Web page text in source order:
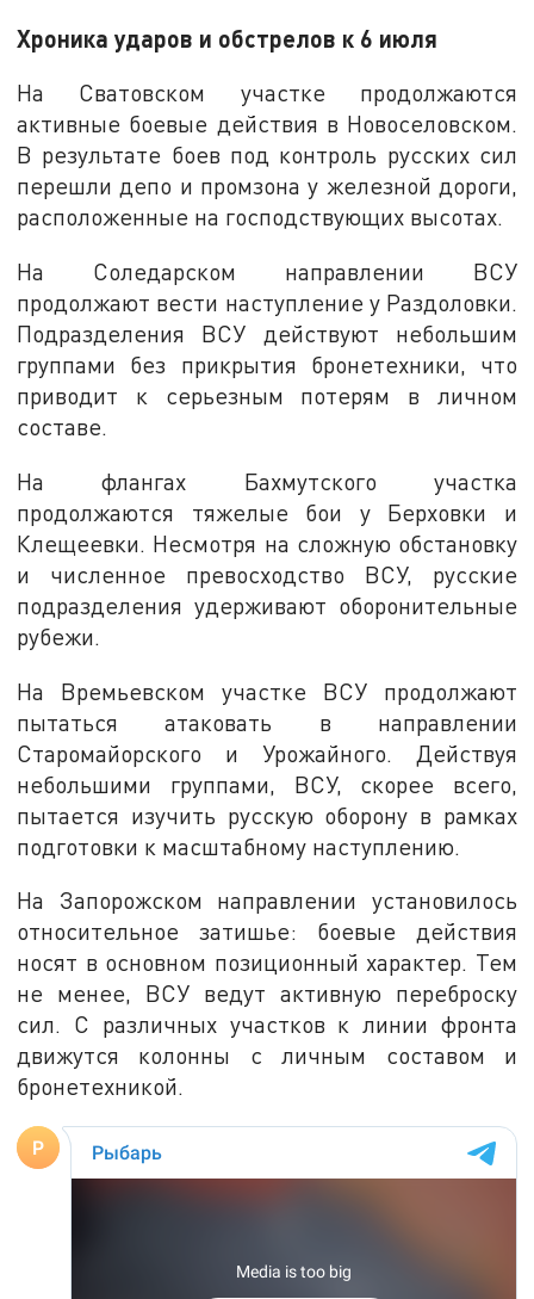
Хроника ударов и обстрелов к 6 июля
На Сватовском участке продолжаются
активные боевые действия в Новоселовском.
В результате боев под контроль русских сил
перешли депо и промзона у железной дороги,
расположенные на господствующих высотах.
На Соледарском направлении ВСУ
продолжают вести наступление у Раздоловки.
Подразделения ВСУ действуют небольшим
группами без прикрытия бронетехники, что
приводит к серьезным потерям в личном
составе.
На флангах Бахмутского участка
продолжаются тяжелые бои у Берховки и
Клещеевки. Несмотря на сложную обстановку
и численное превосходство ВСУ, русские
подразделения удерживают оборонительные
рубежи.
На Времьевском участке ВСУ продолжают
пытаться атаковать в направлении
Старомайорского и Урожайного. Действуя
небольшими группами, ВСУ, скорее всего,
пытается изучить русскую оборону в рамках
подготовки к масштабному наступлению.
На Запорожском направлении установилось
относительное затишье: боевые действия
носят в основном позиционный характер. Тем
не менее, ВСУ ведут активную переброску
сил. С различных участков к линии фронта
движутся колонны с личным составом и
бронетехникой.